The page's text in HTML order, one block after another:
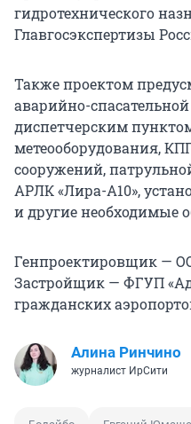
гидротехнического
Главгосэкспертизы
Также проектом
аварийно-
диспетчерским
метеооборудования,
сооружений,
АРЛК «Лира-А10»,
и другие необходимые
Генпроектировщик —
Застройщик — ФГУП
гражданских
Алина Ринчино
журналист ИрСити